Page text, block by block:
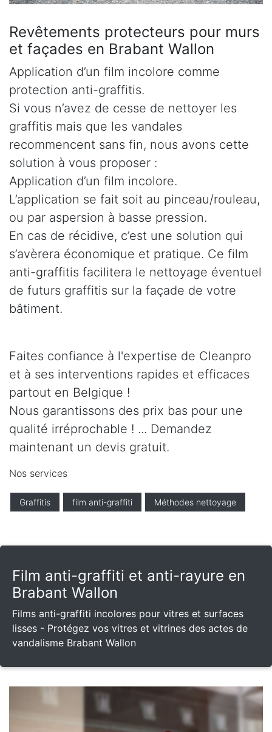
Revêtements protecteurs pour murs
et façades en Brabant Wallon
Application d’un film incolore comme
protection anti-graffitis.
Si vous n’avez de cesse de nettoyer les
graffitis mais que les vandales
recommencent sans fin, nous avons cette
solution à vous proposer :
Application d’un film incolore.
L’application se fait soit au pinceau/rouleau,
ou par aspersion à basse pression.
En cas de récidive, c’est une solution qui
s’avèrera économique et pratique. Ce film
anti-graffitis facilitera le nettoyage éventuel
de futurs graffitis sur la façade de votre
bâtiment.
Faites confiance à l'expertise de Cleanpro
et à ses interventions rapides et efficaces
partout en Belgique !
Nous garantissons des prix bas pour une
qualité irréprochable ! ... Demandez
maintenant un devis gratuit.
Nos services
Graffitis film anti-graffiti Méthodes nettoyage
Film anti-graffiti et anti-rayure en
Brabant Wallon
Films anti-graffiti incolores pour vitres et surfaces
lisses - Protégez vos vitres et vitrines des actes de
vandalisme Brabant Wallon